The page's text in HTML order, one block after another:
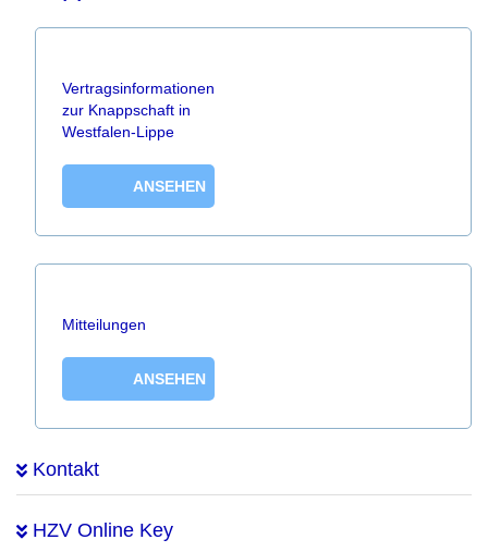
Vertragsinformationen
zur Knappschaft in
Westfalen-Lippe
ANSEHEN
Mitteilungen
ANSEHEN
Kontakt
HZV Online Key